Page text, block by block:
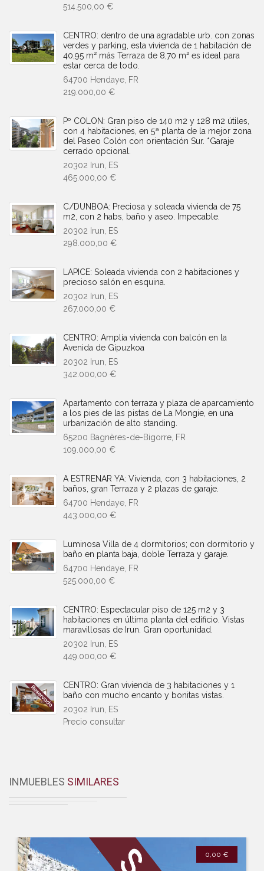
514.500,00 €
CENTRO: dentro de una agradable urb. con zonas
verdes y parking, esta vivienda de 1 habitación de
40,95 m² más Terraza de 8,70 m² es ideal para
estar cerca de todo.
64700 Hendaye, FR
219.000,00 €
Pº COLON: Gran piso de 140 m2 y 128 m2 útiles,
con 4 habitaciones, en 5ª planta de la mejor zona
del Paseo Colón con orientación Sur. *Garaje
cerrado opcional.
20302 Irun, ES
465.000,00 €
C/DUNBOA: Preciosa y soleada vivienda de 75
m2, con 2 habs, baño y aseo. Impecable.
20302 Irun, ES
298.000,00 €
LAPICE: Soleada vivienda con 2 habitaciones y
precioso salón en esquina.
20302 Irun, ES
267.000,00 €
CENTRO: Amplia vivienda con balcón en la
Avenida de Gipuzkoa
20302 Irun, ES
342.000,00 €
Apartamento con terraza y plaza de aparcamiento
a los pies de las pistas de La Mongie, en una
urbanización de alto standing.
65200 Bagnères-de-Bigorre, FR
109.000,00 €
A ESTRENAR YA: Vivienda, con 3 habitaciones, 2
baños, gran Terraza y 2 plazas de garaje.
64700 Hendaye, FR
443.000,00 €
Luminosa Villa de 4 dormitorios; con dormitorio y
baño en planta baja, doble Terraza y garaje.
64700 Hendaye, FR
525.000,00 €
CENTRO: Espectacular piso de 125 m2 y 3
habitaciones en última planta del edificio. Vistas
maravillosas de Irun. Gran oportunidad.
20302 Irun, ES
449.000,00 €
CENTRO: Gran vivienda de 3 habitaciones y 1
baño con mucho encanto y bonitas vistas.
20302 Irun, ES
Precio consultar
INMUEBLES SIMILARES
0,00 €